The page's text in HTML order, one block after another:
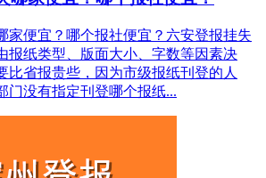
家便宜？哪个报社便宜？六安登报挂失
报纸类型、版面大小、字数等因素决
比省报贵些，因为市级报纸刊登的人
门没有指定刊登哪个报纸...